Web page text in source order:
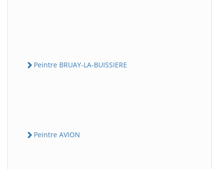
Peintre BRUAY-LA-BUISSIERE
Peintre AVION